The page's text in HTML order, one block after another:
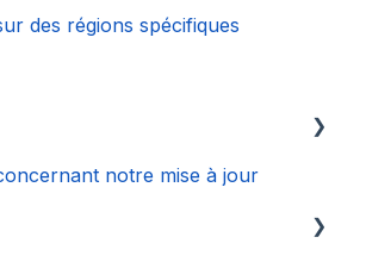
des régions spécifiques
Comptenotre mise à jour